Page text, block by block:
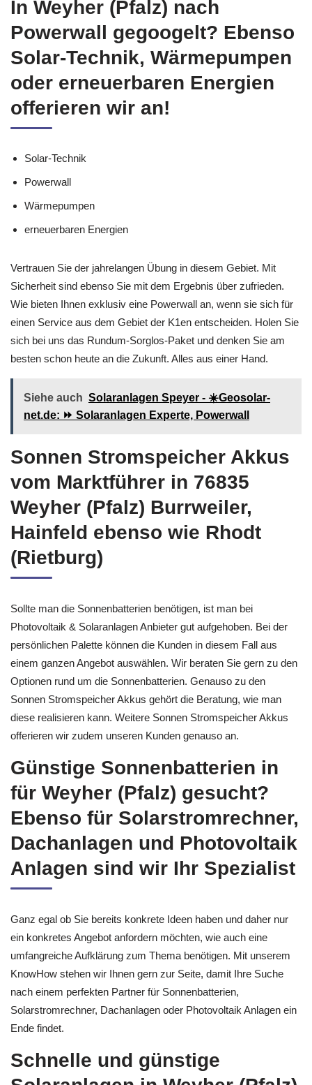
In Weyher (Pfalz) nach
Powerwall gegoogelt? Ebenso
Solar-Technik, Wärmepumpen
oder erneuerbaren Energien
offerieren wir an!
Solar-Technik
Powerwall
Wärmepumpen
erneuerbaren Energien
Vertrauen Sie der jahrelangen Übung in diesem Gebiet. Mit
Sicherheit sind ebenso Sie mit dem Ergebnis über zufrieden.
Wie bieten Ihnen exklusiv eine Powerwall an, wenn sie sich für
einen Service aus dem Gebiet der K1en entscheiden. Holen Sie
sich bei uns das Rundum-Sorglos-Paket und denken Sie am
besten schon heute an die Zukunft. Alles aus einer Hand.
Siehe auch Solaranlagen Speyer - ☀️Geosolar-
net.de: ⏩ Solaranlagen Experte, Powerwall
Sonnen Stromspeicher Akkus
vom Marktführer in 76835
Weyher (Pfalz) Burrweiler,
Hainfeld ebenso wie Rhodt
(Rietburg)
Sollte man die Sonnenbatterien benötigen, ist man bei
Photovoltaik & Solaranlagen Anbieter gut aufgehoben. Bei der
persönlichen Palette können die Kunden in diesem Fall aus
einem ganzen Angebot auswählen. Wir beraten Sie gern zu den
Optionen rund um die Sonnenbatterien. Genauso zu den
Sonnen Stromspeicher Akkus gehört die Beratung, wie man
diese realisieren kann. Weitere Sonnen Stromspeicher Akkus
offerieren wir zudem unseren Kunden genauso an.
Günstige Sonnenbatterien in
für Weyher (Pfalz) gesucht?
Ebenso für Solarstromrechner,
Dachanlagen und Photovoltaik
Anlagen sind wir Ihr Spezialist
Ganz egal ob Sie bereits konkrete Ideen haben und daher nur
ein konkretes Angebot anfordern möchten, wie auch eine
umfangreiche Aufklärung zum Thema benötigen. Mit unserem
KnowHow stehen wir Ihnen gern zur Seite, damit Ihre Suche
nach einem perfekten Partner für Sonnenbatterien,
Solarstromrechner, Dachanlagen oder Photovoltaik Anlagen ein
Ende findet.
Schnelle und günstige